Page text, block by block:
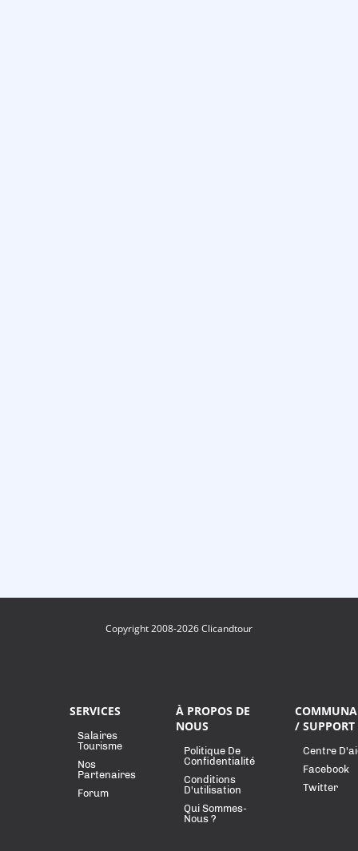
Copyright 2008-2026 Clicandtour
SERVICES
Salaires
Tourisme
Nos
Partenaires
Forum
À PROPOS DE
NOUS
Politique De
Confidentialité
Conditions
D'utilisation
Qui Sommes-
Nous ?
/ SUPPORT
Centre
Facebook
Twitter